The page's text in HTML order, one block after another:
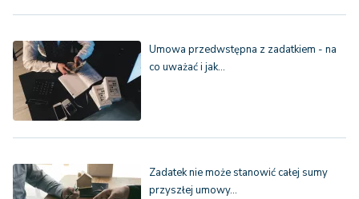
Umowa przedwstępna z zadatkiem - na
co uważać i jak…
Zadatek nie może stanowić całej sumy
przyszłej umowy…